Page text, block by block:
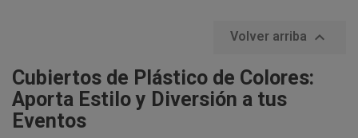
Volver arriba 
Cubiertos de Plástico de Colores:
Aporta Estilo y Diversión a tus
Eventos